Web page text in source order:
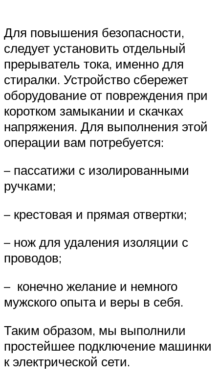
Для повышения безопасности,
следует установить отдельный
прерыватель тока, именно для
стиралки. Устройство сбережет
оборудование от повреждения при
коротком замыкании и скачках
напряжения. Для выполнения этой
операции вам потребуется:
– пассатижи с изолированными
ручками;
– крестовая и прямая отвертки;
– нож для удаления изоляции с
проводов;
– конечно желание и немного
мужского опыта и веры в себя.
Таким образом, мы выполнили
простейшее подключение машинки
к электрической сети.